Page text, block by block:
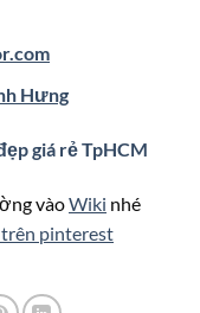
Hưng
giá rẻ TpHCM
vàoWiki nhé
pinterest